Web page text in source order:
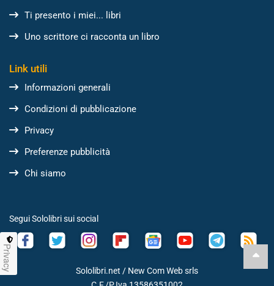
Ti presento i miei... libri
Uno scrittore ci racconta un libro
Link utili
Informazioni generali
Condizioni di pubblicazione
Privacy
Preferenze pubblicità
Chi siamo
Segui Sololibri sui social
Sololibri.net / New Com Web srls
Privacy